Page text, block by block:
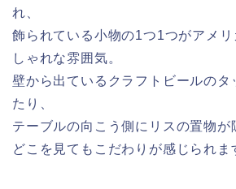
れ、
飾られている小物の1つ1つがアメ
しゃれな雰囲気。
壁から出ているクラフトビールのタ
たり、
テーブルの向こう側にリスの置物が
どこを見てもこだわりが感じられま